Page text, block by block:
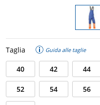
Taglia Guida alle taglie
40 42 44
52 54 56